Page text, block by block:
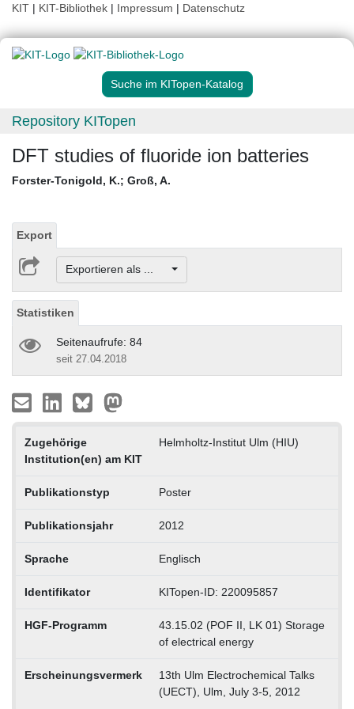
KIT | KIT-Bibliothek | Impressum | Datenschutz
Suche im KITopen-Katalog
Repository KITopen
DFT studies of fluoride ion batteries
Forster-Tonigold, K.; Groß, A.
Export
Exportieren als ...
Statistiken
Seitenaufrufe: 84
seit 27.04.2018
Zugehörige
Institution(en) am KIT
Helmholtz-Institut Ulm (HIU)
Publikationstyp Poster
Publikationsjahr 2012
Sprache Englisch
Identifikator KITopen-ID: 220095857
HGF-Programm
43.15.02 (POF II, LK 01) Storage
of electrical energy
Erscheinungsvermerk
13th Ulm Electrochemical Talks
(UECT), Ulm, July 3-5, 2012